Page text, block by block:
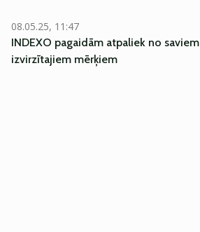
08.05.25, 11:47
INDEXO pagaidām atpaliek no saviem
izvirzītajiem mērķiem